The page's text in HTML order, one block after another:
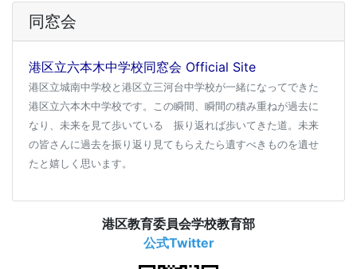
同窓会
港区立六本木中学校同窓会 Official Site
港区立城南中学校と港区立三河台中学校が一緒になってできた
港区立六本木中学校です。この瞬間、瞬間の積み重ねが過去に
なり、未来を見て歩いている 振り返れば歩いてきた道。未来
の皆さんに過去を振り返り見てもらえたら遺すべきものを遺せ
たと嬉しく思います。
港区教育委員会学校教育部
公式Twitter